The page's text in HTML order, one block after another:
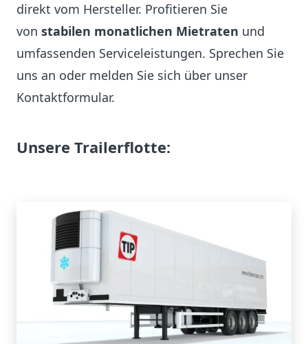
direkt vom Hersteller. Profitieren Sie
von stabilen monatlichen Mietraten und
umfassenden Serviceleistungen. Sprechen Sie
uns an oder melden Sie sich über unser
Kontaktformular.
Unsere Trailerflotte: